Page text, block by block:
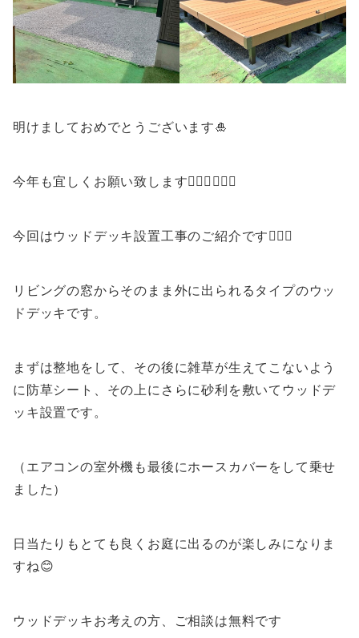
明けましておめでとうございます🎍
今年も宜しくお願い致します🙇🏻‍♀️🙇🏻‍♂️
今回はウッドデッキ設置工事のご紹介です💁🏻‍♂️
リビングの窓からそのまま外に出られるタイプのウッ
ドデッキです。
まずは整地をして、その後に雑草が生えてこないよう
に防草シート、その上にさらに砂利を敷いてウッドデ
ッキ設置です。
（エアコンの室外機も最後にホースカバーをして乗せ
ました）
日当たりもとても良くお庭に出るのが楽しみになりま
すね😊
ウッドデッキお考えの方、ご相談は無料です